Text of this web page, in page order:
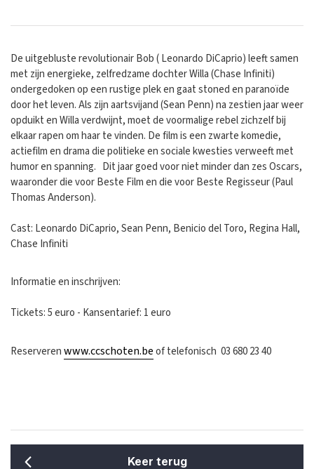
De uitgebluste revolutionair Bob ( Leonardo DiCaprio) leeft samen
met zijn energieke, zelfredzame dochter Willa (Chase Infiniti)
ondergedoken op een rustige plek en gaat stoned en paranoïde
door het leven. Als zijn aartsvijand (Sean Penn) na zestien jaar weer
opduikt en Willa verdwijnt, moet de voormalige rebel zichzelf bij
elkaar rapen om haar te vinden. De film is een zwarte komedie,
actiefilm en drama die politieke en sociale kwesties verweeft met
humor en spanning. Dit jaar goed voor niet minder dan zes Oscars,
waaronder die voor Beste Film en die voor Beste Regisseur (Paul
Thomas Anderson).
Cast: Leonardo DiCaprio, Sean Penn, Benicio del Toro, Regina Hall,
Chase Infiniti
Informatie en inschrijven:
Tickets: 5 euro - Kansentarief: 1 euro
Reserverenwww.ccschoten.beof telefonisch 03 680 23 40
Keer terug